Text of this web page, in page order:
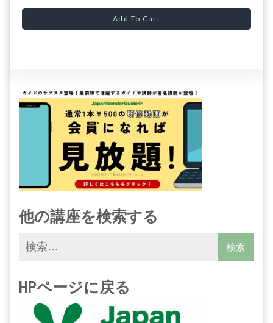
Add To Cart
他の講座を検索する
HPページに戻る